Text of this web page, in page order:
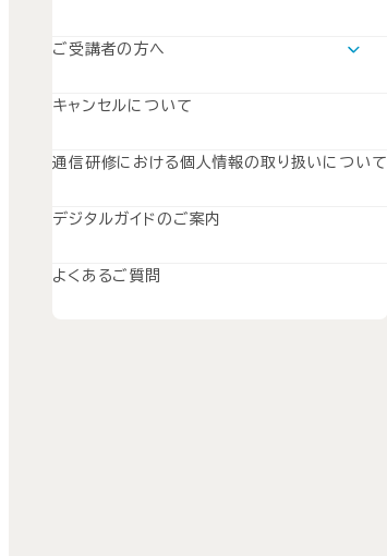
SuperGraceのご案内
ご受講者の方へ
キャンセルについて
通信研修における個人情報の取り扱いについて
デジタルガイドのご案内
よくあるご質問